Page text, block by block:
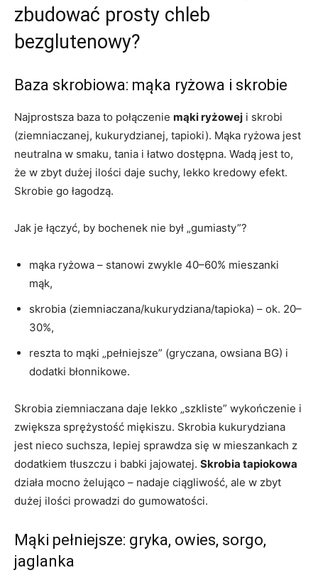
zbudować prosty chleb
bezglutenowy?
Baza skrobiowa: mąka ryżowa i skrobie
Najprostsza baza to połączenie mąki ryżowej i skrobi
(ziemniaczanej, kukurydzianej, tapioki). Mąka ryżowa jest
neutralna w smaku, tania i łatwo dostępna. Wadą jest to,
że w zbyt dużej ilości daje suchy, lekko kredowy efekt.
Skrobie go łagodzą.
Jak je łączyć, by bochenek nie był „gumiasty”?
mąka ryżowa – stanowi zwykle 40–60% mieszanki
mąk,
skrobia (ziemniaczana/kukurydziana/tapioka) – ok. 20–
30%,
reszta to mąki „pełniejsze” (gryczana, owsiana BG) i
dodatki błonnikowe.
Skrobia ziemniaczana daje lekko „szkliste” wykończenie i
zwiększa sprężystość miękiszu. Skrobia kukurydziana
jest nieco suchsza, lepiej sprawdza się w mieszankach z
dodatkiem tłuszczu i babki jajowatej. Skrobia tapiokowa
działa mocno żelująco – nadaje ciągliwość, ale w zbyt
dużej ilości prowadzi do gumowatości.
Mąki pełniejsze: gryka, owies, sorgo,
jaglanka